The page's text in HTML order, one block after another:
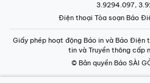
3.9294.097,
Điện thoại Tòa soạn Báo
Giấy phép hoạt động Báo in và Báo Điện
tin và Truyền thông
© Bản quyền Báo SÀI